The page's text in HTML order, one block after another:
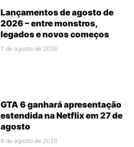
Lançamentos de agosto de
2026 – entre monstros,
legados e novos começos
7 de agosto de 2026
GTA 6 ganhará apresentação
estendida na Netflix em 27 de
agosto
6 de agosto de 2026